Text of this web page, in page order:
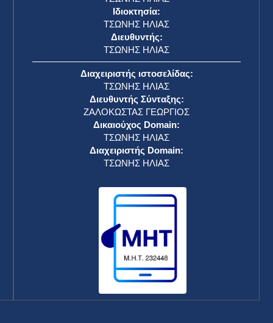
Ιδιοκτησία:
ΤΣΩΝΗΣ ΗΛΙΑΣ
Διευθυντής:
ΤΣΩΝΗΣ ΗΛΙΑΣ
Διαχειριστής ιστοσελίδας:
ΤΣΩΝΗΣ ΗΛΙΑΣ
Διευθυντής Σύνταξης:
ΖΑΛΟΚΩΣΤΑΣ ΓΕΩΡΓΙΟΣ
Δικαιούχος Domain:
ΤΣΩΝΗΣ ΗΛΙΑΣ
Διαχειριστής Domain:
ΤΣΩΝΗΣ ΗΛΙΑΣ